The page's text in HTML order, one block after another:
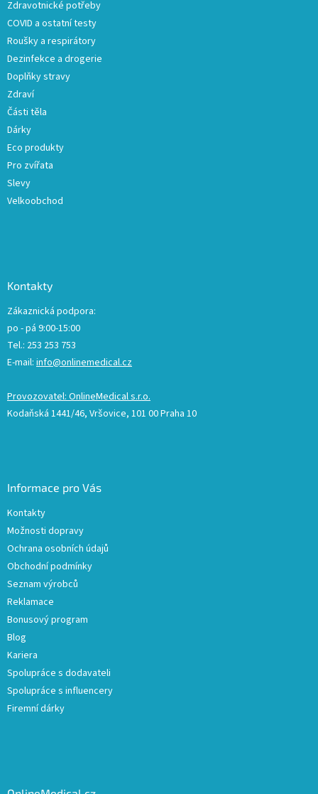
Zdravotnické potřeby
COVID a ostatní testy
Roušky a respirátory
Dezinfekce a drogerie
Doplňky stravy
Zdraví
Části těla
Dárky
Eco produkty
Pro zvířata
Slevy
Velkoobchod
Kontakty
Zákaznická podpora:
po - pá 9:00-15:00
Tel.: 253 253 753
E-mail: info@onlinemedical.cz
Provozovatel: OnlineMedical s.r.o.
Kodaňská 1441/46, Vršovice, 101 00 Praha 10
Informace pro Vás
Kontakty
Možnosti dopravy
Ochrana osobních údajů
Obchodní podmínky
Seznam výrobců
Reklamace
Bonusový program
Blog
Kariera
Spolupráce s dodavateli
Spolupráce s influencery
Firemní dárky